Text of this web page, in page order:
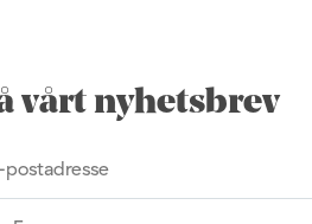
vårt nyhetsbrev